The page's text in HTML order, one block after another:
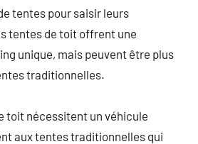
tentes pour saisir leurs
tentes de toit offrent une
unique, mais peuvent être plus
traditionnelles.
toit nécessitent un véhicule
aux tentes traditionnelles qui